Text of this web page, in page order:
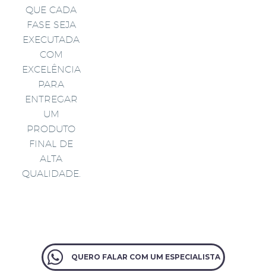
QUE CADA
FASE SEJA
EXECUTADA
COM
EXCELÊNCIA
PARA
ENTREGAR
UM
PRODUTO
FINAL DE
ALTA
QUALIDADE.
QUERO FALAR COM UM ESPECIALISTA